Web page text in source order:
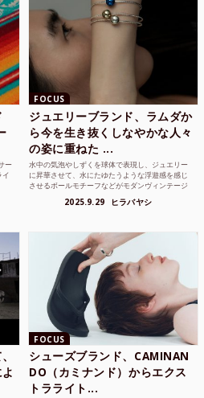
ー
イ
FOCUS
ジュエリーブランド、ラムダか
ら今を生き抜くしなやかな人々
の姿に重ねた ...
水中の気泡やしずくを球体で表現し、ジュエリー
に昇華させて、水にたゆたうような浮遊感を感じ
させるボールモチーフなどがモダンヴィンテージ
2025.9.29 ヒラバヤシ
FOCUS
シューズブランド、CAMINAN
DO（カミナンド）からエクス
トラライト...